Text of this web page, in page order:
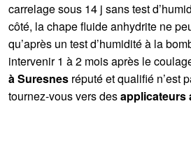
carrelage sous 14 j sans test
côté, la chape fluide anhydrite ne
qu’après un test d’humidité à la
intervenir 1 à 2 mois après le
à Suresnes réputé et qualifié n’est
tournez-vous vers desapplicateurs